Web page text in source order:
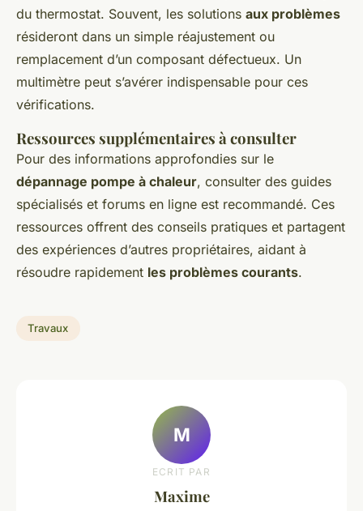
du thermostat. Souvent, les solutions aux problèmes
résideront dans un simple réajustement ou
remplacement d’un composant défectueux. Un
multimètre peut s’avérer indispensable pour ces
vérifications.
Ressources supplémentaires à consulter
Pour des informations approfondies sur le
dépannage pompe à chaleur, consulter des guides
spécialisés et forums en ligne est recommandé. Ces
ressources offrent des conseils pratiques et partagent
des expériences d’autres propriétaires, aidant à
résoudre rapidement les problèmes courants.
Travaux
M
ECRIT PAR
Maxime